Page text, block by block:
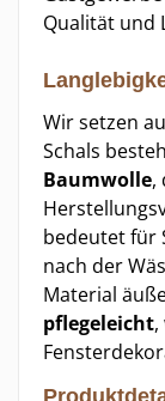
Qualität und
Wir setzen
Schals
Baumwolle,
bedeutet für
nach der
Material
pflegeleicht